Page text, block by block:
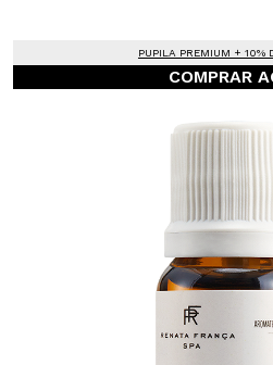
PUPILA PREMIUM + 10%
COMPRAR